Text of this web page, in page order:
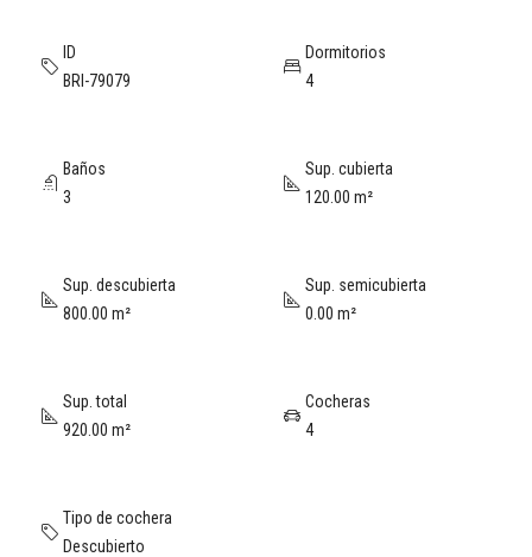
ID
BRI-79079
Dormitorios
4
Baños
3
Sup. cubierta
120.00 m²
Sup. descubierta
800.00 m²
Sup. semicubierta
0.00 m²
Sup. total
920.00 m²
Cocheras
4
Tipo de cochera
Descubierto